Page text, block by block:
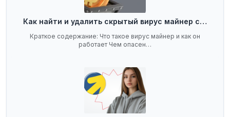
Как найти и удалить скрытый вирус майнер с…
Краткое содержание: Что такое вирус майнер и как он
работает Чем опасен…